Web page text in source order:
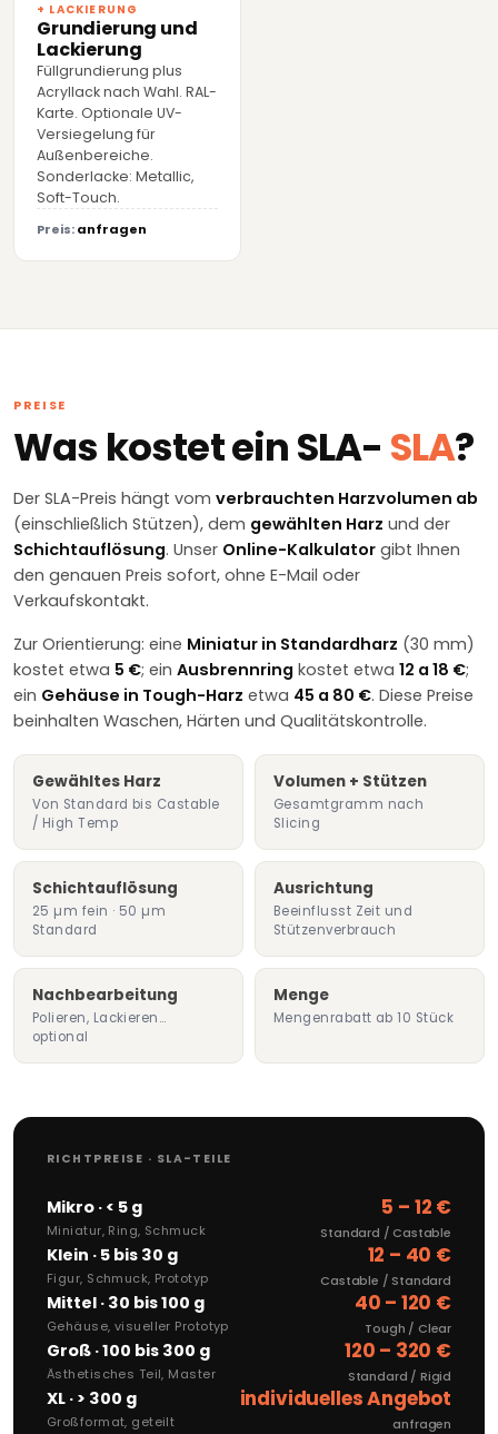
+ LACKIERUNG
Grundierung und
Lackierung
Füllgrundierung plus
Acryllack nach Wahl. RAL-
Karte. Optionale UV-
Versiegelung für
Außenbereiche.
Sonderlacke: Metallic,
Soft-Touch.
Preis:anfragen
PREISE
Was kostet ein SLA- SLA?
Der SLA-Preis hängt vom verbrauchten Harzvolumen ab
(einschließlich Stützen), dem gewählten Harz und der
Schichtauflösung. Unser Online-Kalkulator gibt Ihnen
den genauen Preis sofort, ohne E-Mail oder
Verkaufskontakt.
Zur Orientierung: eine Miniatur in Standardharz (30 mm)
kostet etwa 5 €; ein Ausbrennring kostet etwa 12 a 18 €;
ein Gehäuse in Tough-Harz etwa 45 a 80 €. Diese Preise
beinhalten Waschen, Härten und Qualitätskontrolle.
Gewähltes Harz
Von Standard bis Castable
/ High Temp
Volumen + Stützen
Gesamtgramm nach
Slicing
Schichtauflösung
25 µm fein · 50 µm
Standard
Ausrichtung
Beeinflusst Zeit und
Stützenverbrauch
Nachbearbeitung
Polieren, Lackieren…
optional
Menge
Mengenrabatt ab 10 Stück
RICHTPREISE · SLA-TEILE
Mikro · < 5 g
Miniatur, Ring, Schmuck
5 – 12 €
Standard / Castable
Klein · 5 bis 30 g
Figur, Schmuck, Prototyp
12 – 40 €
Castable / Standard
Mittel · 30 bis 100 g
Gehäuse, visueller Prototyp
40 – 120 €
Tough / Clear
Groß · 100 bis 300 g
Ästhetisches Teil, Master
120 – 320 €
Standard / Rigid
XL · > 300 g
Großformat, geteilt
individuelles Angebot
anfragen